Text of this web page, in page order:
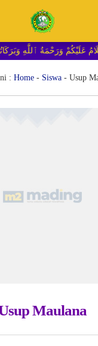
: Home- Siswa- Usup
Maulana